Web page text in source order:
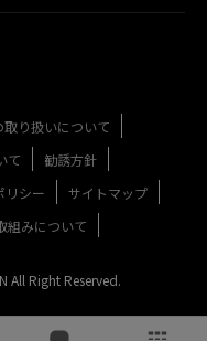
り扱いについて
て
勧誘方針
リシー
サイトマップ
組みについて
All Right Reserved.